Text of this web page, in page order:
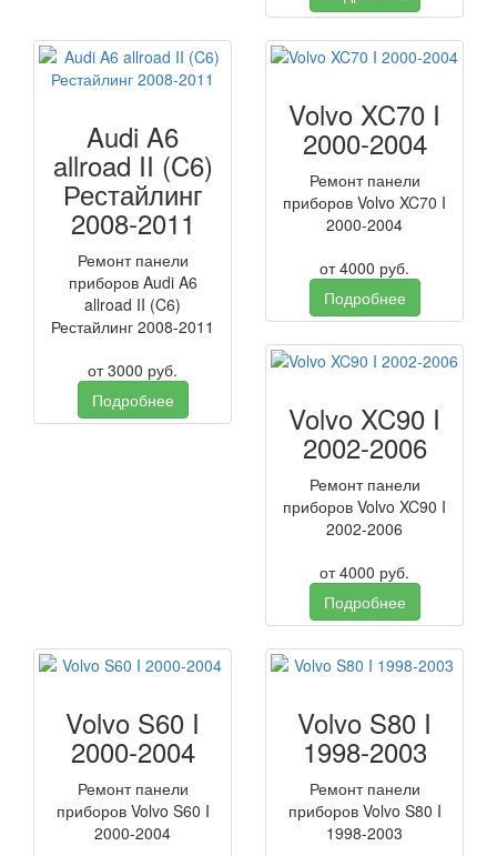
Audi A6
allroad II (C6)
Рестайлинг
2008-2011
Ремонт панели
приборов Audi A6
allroad II (C6)
Рестайлинг 2008-2011
от3000 руб.
Подробнее
Volvo XC70 I
2000-2004
Ремонт панели
приборов Volvo XC70 I
2000-2004
от4000 руб.
Подробнее
Volvo XC90 I
2002-2006
Ремонт панели
приборов Volvo XC90 I
2002-2006
от4000 руб.
Подробнее
Volvo S60 I
2000-2004
Ремонт панели
приборов Volvo S60 I
2000-2004
Volvo S80 I
1998-2003
Ремонт панели
приборов Volvo S80 I
1998-2003